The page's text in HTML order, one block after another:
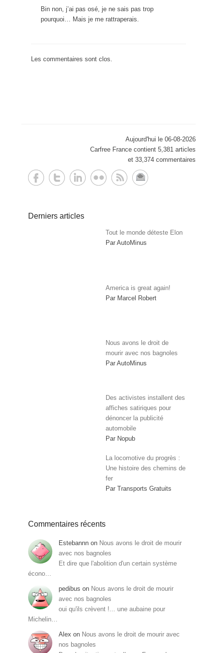
Bin non, j’ai pas osé, je ne sais pas trop
pourquoi… Mais je me rattraperais.
Les commentaires sont clos.
Aujourd'hui le 06-08-2026
Carfree France contient 5,381 articles
et 33,374 commentaires
Derniers articles
Tout le monde déteste Elon
Par AutoMinus
America is great again!
Par Marcel Robert
Nous avons le droit de
mourir avec nos bagnoles
Par AutoMinus
Des activistes installent des
affiches satiriques pour
dénoncer la publicité
automobile
Par Nopub
La locomotive du progrès :
Une histoire des chemins de
fer
Par Transports Gratuits
Commentaires récents
Estebannn on Nous avons le droit de mourir
avec nos bagnoles
Et dire que l'abolition d'un certain système
écono…
pedibus on Nous avons le droit de mourir
avec nos bagnoles
oui qu'ils crèvent !... une aubaine pour
Michelin…
Alex on Nous avons le droit de mourir avec
nos bagnoles